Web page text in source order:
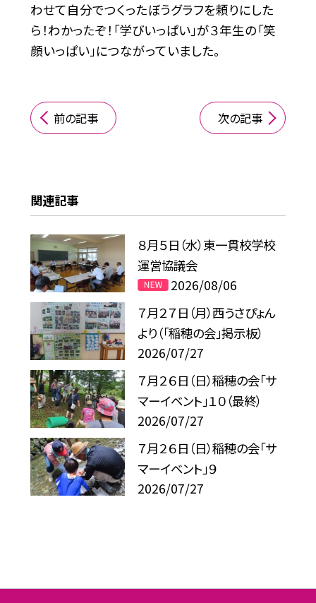
わせて自分でつくったぼうグラフを頼りにした
ら！わかったぞ！「学びいっぱい」が３年生の「笑
顔いっぱい」につながっていました。
前の記事 次の記事
関連記事
８月５日（水）東一貫校学校
運営協議会
2026/08/06
７月２７日（月）西うさぴょん
より（「稲穂の会」掲示板）
2026/07/27
７月２６日（日）稲穂の会「サ
マーイベント」１０（最終）
2026/07/27
７月２６日（日）稲穂の会「サ
マーイベント」９
2026/07/27